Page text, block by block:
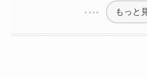
もっと